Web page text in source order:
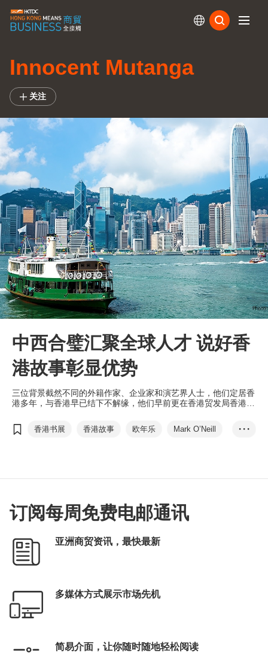
Innocent Mutanga
关注
中西合璧汇聚全球人才 说好香
港故事彰显优势
三位背景截然不同的外籍作家、企业家和演艺界人士，他们定居香
港多年，与香港早已结下不解缘，他们早前更在香港贸发局香港书
香港书展 香港故事 欧年乐
Mark O’Neill
• • •
订阅每周免费电邮通讯
亚洲商贸资讯，最快最新
多媒体方式展示市场先机
简易介面，让你随时随地轻松阅读